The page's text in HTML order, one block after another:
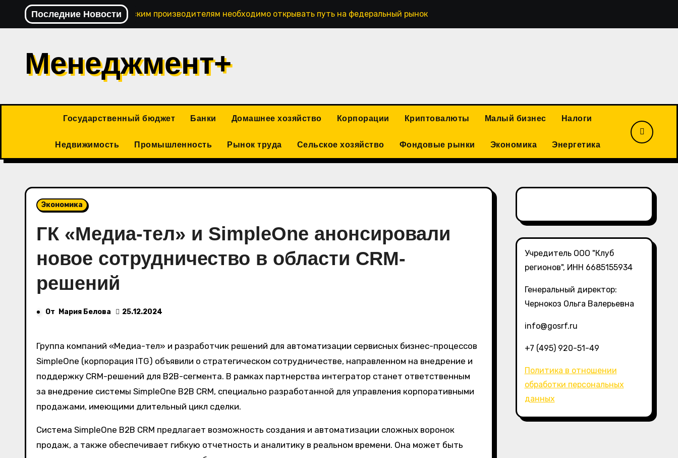
Перейти
Последние Новости
Павел Сумачев: кировским производителям необходимо открывать путь на федеральный рынок
Менеджмент+
Государственный бюджет Банки Домашнее хозяйство Корпорации Криптовалюты Малый бизнес Налоги
Недвижимость Промышленность Рынок труда Сельское хозяйство Фондовые рынки Экономика Энергетика
Экономика
ГК «Медиа-тел» и SimpleOne анонсировали
новое сотрудничество в области CRM-
решений
От Мария Белова 25.12.2024
Группа компаний «Медиа-тел» и разработчик решений для автоматизации сервисных бизнес-процессов
SimpleOne (корпорация ITG) объявили о стратегическом сотрудничестве, направленном на внедрение и
поддержку CRM-решений для B2B-сегмента. В рамках партнерства интегратор станет ответственным
за внедрение системы SimpleOne B2B CRM, специально разработанной для управления корпоративными
продажами, имеющими длительный цикл сделки.
Система SimpleOne B2B CRM предлагает возможность создания и автоматизации сложных воронок
продаж, а также обеспечивает гибкую отчетность и аналитику в реальном времени. Она может быть
Учредитель ООО "Клуб
регионов", ИНН 6685155934
Генеральный директор:
Чернокоз Ольга Валерьевна
info@gosrf.ru
+7 (495) 920-51-49
Политика в отношении
обработки персональных
данных